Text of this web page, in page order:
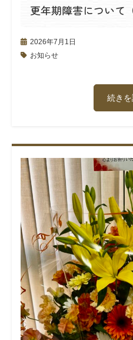
更年期障害について
2026年7月1日
お知らせ
続き